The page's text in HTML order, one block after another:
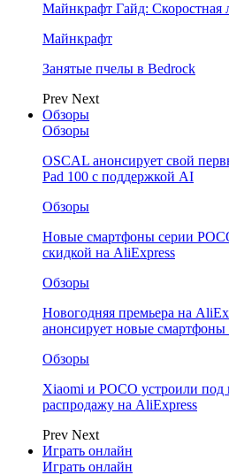
Майнкрафт Гайд: Скоростная
Майнкрафт
Занятые пчелы в Bedrock
Prev Next
Обзоры
Обзоры
OSCAL анонсирует свой
Pad 100 с поддержкой AI
Обзоры
Новые смартфоны серии
скидкой на AliExpress
Обзоры
Новогодняя премьера на
анонсирует новые смартфоны
Обзоры
Xiaomi и POCO устроили
распродажу на AliExpress
Prev Next
Играть онлайн
Играть онлайн